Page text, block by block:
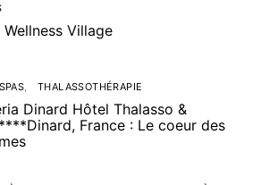
Wellness Village
THALASSOTHÉRAPIE
Dinard Hôtel Thalasso &
France : Le coeur des